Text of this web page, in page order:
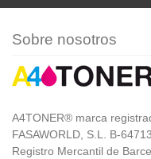
Sobre nosotros
A4TONER® marca
FASAWORLD, S.L. B-
Registro Mercantil de